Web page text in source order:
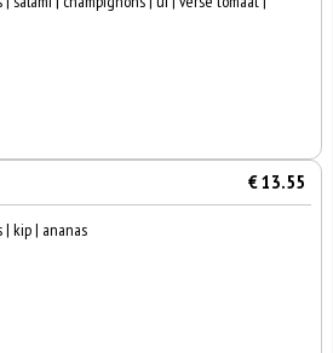
€ 13.55
| kip | ananas